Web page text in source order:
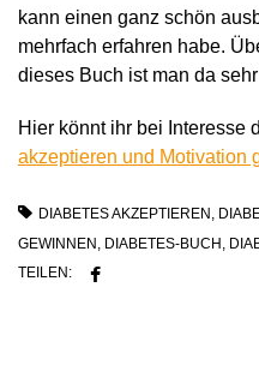
kann einen ganz schön
mehrfach erfahren habe.
dieses Buch ist man da
Hier könnt ihr bei Interesse
akzeptieren und Motivation
DIABETES AKZEPTIEREN,
GEWINNEN, DIABETES-BUCH,
TEILEN: